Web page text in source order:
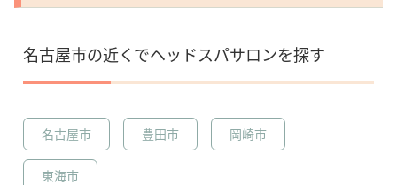
名古屋市の近くでヘッドスパサロンを探す
名古屋市 豊田市 岡崎市
東海市